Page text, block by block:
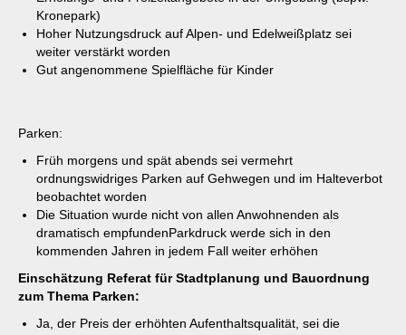
Kronepark)
Hoher Nutzungsdruck auf Alpen- und Edelweißplatz sei
weiter verstärkt worden
Gut angenommene Spielfläche für Kinder
Parken:
Früh morgens und spät abends sei vermehrt
ordnungswidriges Parken auf Gehwegen und im Halteverbot
beobachtet worden
Die Situation wurde nicht von allen Anwohnenden als
dramatisch empfundenParkdruck werde sich in den
kommenden Jahren in jedem Fall weiter erhöhen
Einschätzung Referat für Stadtplanung und Bauordnung
zum Thema Parken:
Ja, der Preis der erhöhten Aufenthaltsqualität, sei die